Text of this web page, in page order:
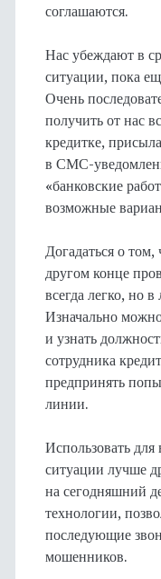
соглашаются.
Нас убеждают в
ситуации, пока
Очень
получить от нас
кредитке,
в СМС-
«банковские
возможные
Догадаться о
другом конце
всегда легко, но
Изначально
и узнать
сотрудника
предпринять
линии.
Использовать
ситуации лучше
на сегодняшний
технологии,
последующие
мошенников.